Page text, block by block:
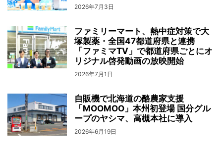
2026年7月3日
ファミリーマート、熱中症対策で大
塚製薬・全国47都道府県と連携
「ファミマTV」で都道府県ごとにオ
リジナル啓発動画の放映開始
2026年7月1日
自販機で北海道の酪農家支援
「MOOMOO」本州初登場 国分グル
ープのヤシマ、高槻本社に導入
2026年6月19日